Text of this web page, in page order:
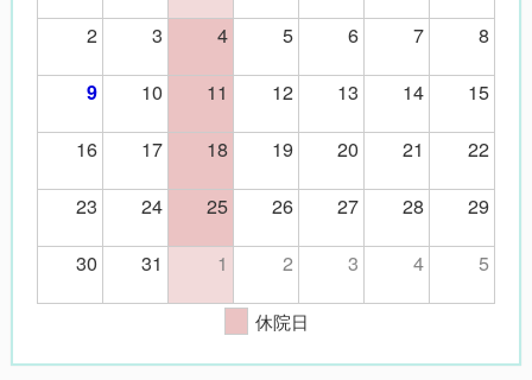
2
3 4 5 6 7 8
9 10 11 12 13 14
15
16
17 18 19 20 21
22
23
24 25 26 27 28
29
30
31 1 2 3 4 5
休院日